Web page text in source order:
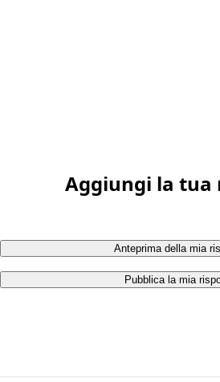
Aggiungi la tua
Anteprima della mia
Pubblica la mia